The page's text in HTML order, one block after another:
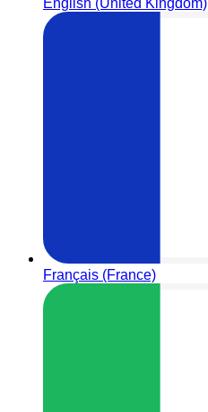
English (United Kingdom)
Français (France)